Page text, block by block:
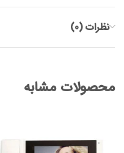
نظرات (0)
محصولات مشابه